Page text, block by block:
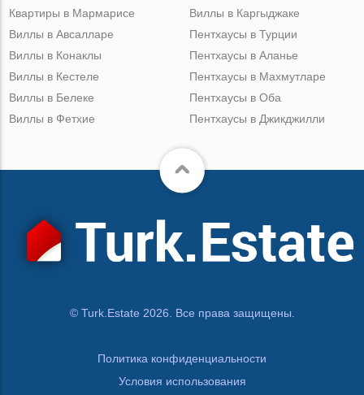
Квартиры в Мармарисе
Виллы в Каргыджаке
Виллы в Авсалларе
Виллы в Конаклы
Виллы в Кестеле
Виллы в Белеке
Виллы в Фетхие
Пентхаусы в Турции
Пентхаусы в Аланье
Пентхаусы в Махмутларе
Пентхаусы в Оба
Пентхаусы в Джикджилли
© Turk.Estate 2026. Все права защищены.
Политика конфиденциальности
Условия использования